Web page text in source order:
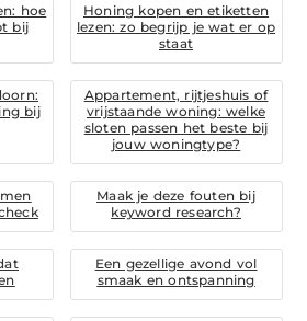
hoe
bij
Honing kopen en etiketten
lezen: zo begrijp je wat er op
staat
bij
Appartement, rijtjeshuis of
vrijstaande woning: welke
sloten passen het beste bij
jouw woningtype?
Maak je deze fouten bij
keyword research?
Een gezellige avond vol
smaak en ontspanning